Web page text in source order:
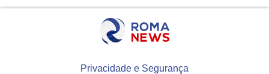
Privacidade e Segurança